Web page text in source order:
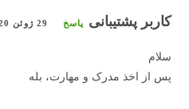
کاربر پشتیبانی پاسخ 29 ژوئن 2020
سلام
پس از اخذ مدرک و مهارت، بله